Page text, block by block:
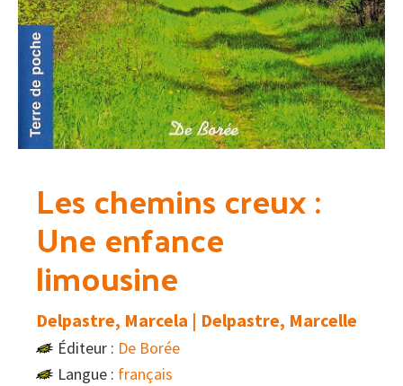
Les chemins creux :
Une enfance
limousine
Delpastre, Marcela | Delpastre, Marcelle
Éditeur : De Borée
Langue : français